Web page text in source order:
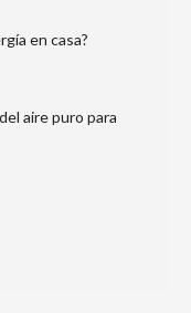
en casa?
aire puro para